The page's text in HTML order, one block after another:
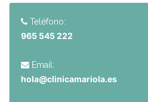
Teléfono:
965 545 222
Email:
hola@clinicamariola.es